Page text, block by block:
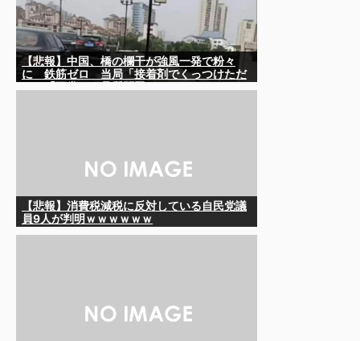
【悲報】中国、橋の欄干が強風一発で粉々
に 鉄筋ゼロ 当局「接着剤でくっつけただ
【悲報】消費税減税に反対している自民党議
員9人が判明ｗｗｗｗｗｗ